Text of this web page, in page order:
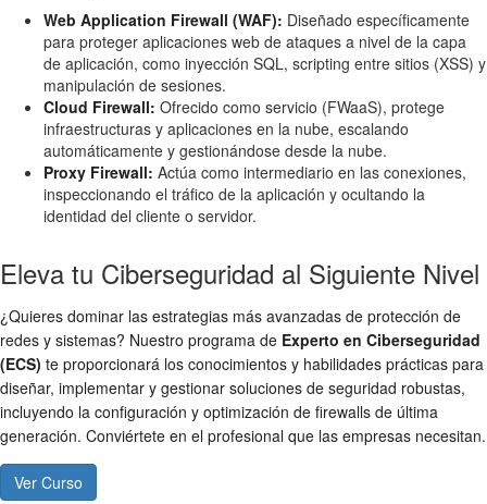
Web Application Firewall (WAF): Diseñado específicamente
para proteger aplicaciones web de ataques a nivel de la capa
de aplicación, como inyección SQL, scripting entre sitios (XSS) y
manipulación de sesiones.
Cloud Firewall: Ofrecido como servicio (FWaaS), protege
infraestructuras y aplicaciones en la nube, escalando
automáticamente y gestionándose desde la nube.
Proxy Firewall: Actúa como intermediario en las conexiones,
inspeccionando el tráfico de la aplicación y ocultando la
identidad del cliente o servidor.
Eleva tu Ciberseguridad al Siguiente Nivel
¿Quieres dominar las estrategias más avanzadas de protección de
redes y sistemas? Nuestro programa de Experto en Ciberseguridad
(ECS) te proporcionará los conocimientos y habilidades prácticas para
diseñar, implementar y gestionar soluciones de seguridad robustas,
incluyendo la configuración y optimización de firewalls de última
generación. Conviértete en el profesional que las empresas necesitan.
Ver Curso